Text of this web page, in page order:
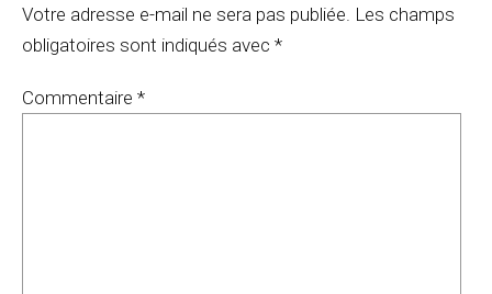
Votre adresse e-mail ne sera pas publiée. Les champs
obligatoires sont indiqués avec *
Commentaire *